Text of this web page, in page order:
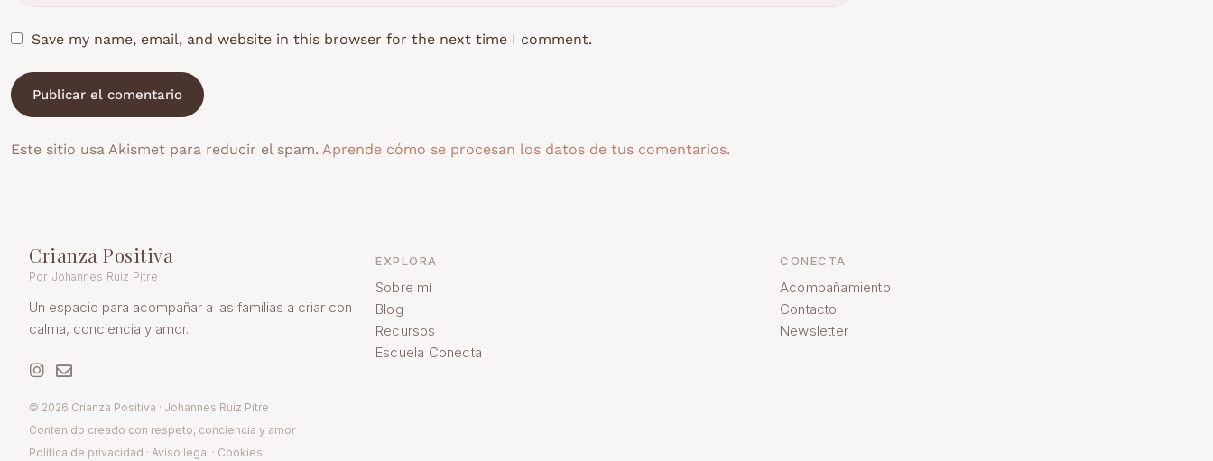
Save my name, email, and website in this browser for the next time I comment.
Este sitio usa Akismet para reducir el spam. Aprende cómo se procesan los datos de tus comentarios.
Crianza Positiva
Por Johannes Ruiz Pitre
Un espacio para acompañar a las familias a criar con
calma, conciencia y amor.
EXPLORA
Sobre mí
Blog
Recursos
Escuela Conecta
CONECTA
Acompañamiento
Contacto
Newsletter
© 2026 Crianza Positiva · Johannes Ruiz Pitre
Contenido creado con respeto, conciencia y amor
Política de privacidad · Aviso legal · Cookies